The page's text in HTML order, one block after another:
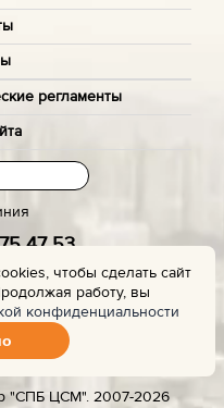
регламенты
47 53
с сайта
эксперту
"СПБ ЦСМ". 2007-2026
чтобы сделать сайт
работу, вы
конфиденциальности